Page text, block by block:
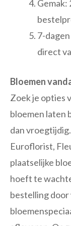
Gemak:
7-
direct
Bloemen
Zoek je opties
bloemen laten
dan
Euroflorist,
plaatselijke
hoeft te
bestelling door